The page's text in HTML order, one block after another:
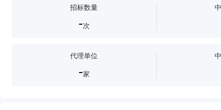
招标数量
-次
代理单位
-家